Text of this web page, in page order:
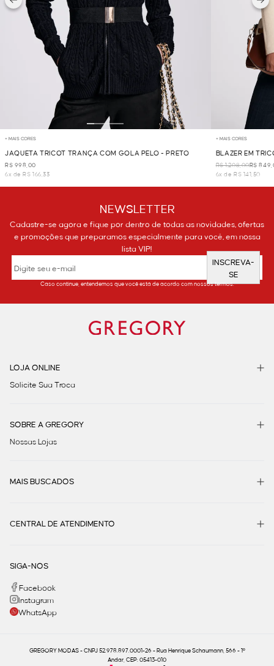
+ MAIS CORES
JAQUETA TRICOT TRANÇA COM GOLA PELO - PRETO
R$ 998,00
6x de R$ 166,33
+ MAIS CORES
BLAZER EM
R$ 1.208,00R$
6x de R$ 141,50
NEWSLETTER
Cadastre-se agora e fique por dentro de todas as novidades, ofertas
e promoções que preparamos especialmente para você, em nossa
lista VIP!
INSCREVA-
SE
Caso continue, entendemos que você está de acordo com nossos termos.
LOJA ONLINE
Solicite Sua Troca
SOBRE A GREGORY
Nossas Lojas
MAIS BUSCADOS
CENTRAL DE ATENDIMENTO
SIGA-NOS
Facebook
Instagram
WhatsApp
GREGORY MODAS - CNPJ 52.978.897.0001-26 - Rua Henrique Schaumann, 566 - 1º
Andar, CEP: 05413-010